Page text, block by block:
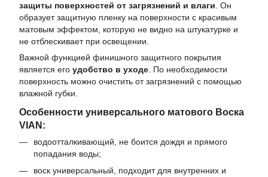
защиты поверхностей от загрязнений и влаги . Он
образует защитную пленку на поверхности с красивым
матовым эффектом, которую не видно на штукатурке и
не отблескивает при освещении.
Важной функцией финишного защитного покрытия
является его удобство в уходе . По необходимости
поверхность можно очистить от загрязнений с помощью
влажной губки.
Особенности универсального матового Воска
VIAN:
водоотталкивающий, не боится дождя и прямого
попадания воды;
воск универсальный, подходит для внутренних и